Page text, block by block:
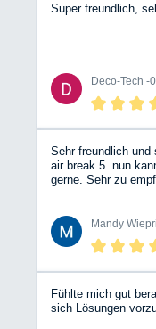
Super freundlich,
Deco-Tech -
Sehr freundlich und
air break 5..nun
gerne. Sehr zu
Mandy
Fühlte mich gut
sich Lösungen